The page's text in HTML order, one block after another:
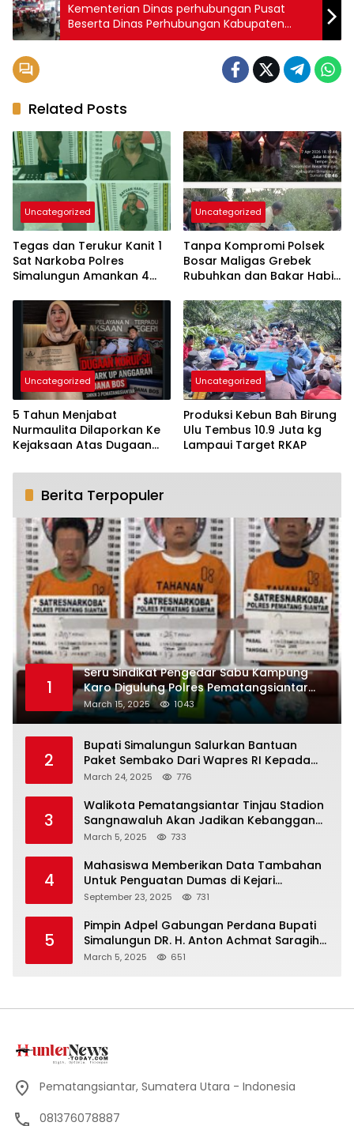
Kementerian Dinas perhubungan Pusat
Beserta Dinas Perhubungan Kabupaten
Simalungun Adakan Diklat Profesional
Related Posts
Uncategorized
Tegas dan Terukur Kanit 1
Sat Narkoba Polres
Simalungun Amankan 4
Diproses Hukum Dua
Pengguna Masuk Rehap
Medis
Uncategorized
Tanpa Kompromi Polsek
Bosar Maligas Grebek
Rubuhkan dan Bakar Habis
Perkadanfan Nagori Boluk
Uncategorized
5 Tahun Menjabat
Nurmaulita Dilaporkan Ke
Kejaksaan Atas Dugaan
Dana Bos SMKN -3
Pematangsiantar
Uncategorized
Produksi Kebun Bah Birung
Ulu Tembus 10.9 Juta kg
Lampaui Target RKAP
Berita Terpopuler
1
Seru Sindikat Pengedar Sabu Kampung
Karo Digulung Polres Pematangsiantar
Saat Kemas Paket Sabu
March 15, 2025 1043
2
Bupati Simalungun Salurkan Bantuan
Paket Sembako Dari Wapres RI Kepada
Korban Banjir di Prapat
March 24, 2025 776
3
Walikota Pematangsiantar Tinjau Stadion
Sangnawaluh Akan Jadikan Kebanggan
Masyarakat
March 5, 2025 733
4
Mahasiswa Memberikan Data Tambahan
Untuk Penguatan Dumas di Kejari
Simalungun
September 23, 2025 731
5
Pimpin Adpel Gabungan Perdana Bupati
Simalungun DR. H. Anton Achmat Saragih
Ajak ASN Bahu Membahu Bangun
March 5, 2025 651
Pematangsiantar, Sumatera Utara - Indonesia
081376078887